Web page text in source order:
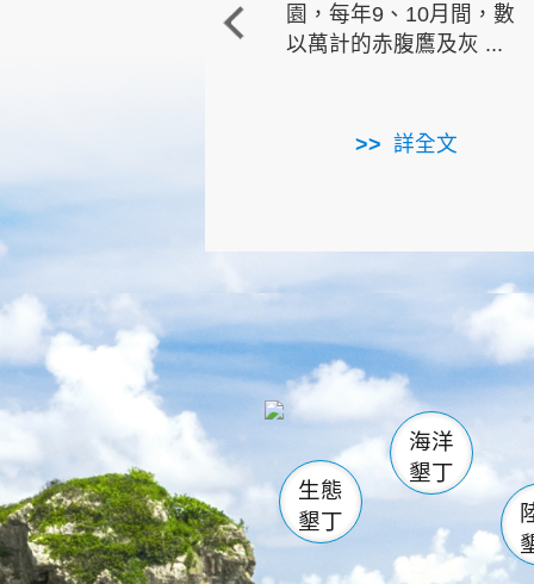
園，每年9、10月間，數
以萬計的赤腹鷹及灰 ...
詳全文
龜山 海生館
恆春
龍鑾潭自
瓊麻館
關山
白砂
生態
墾丁
海洋
墾丁